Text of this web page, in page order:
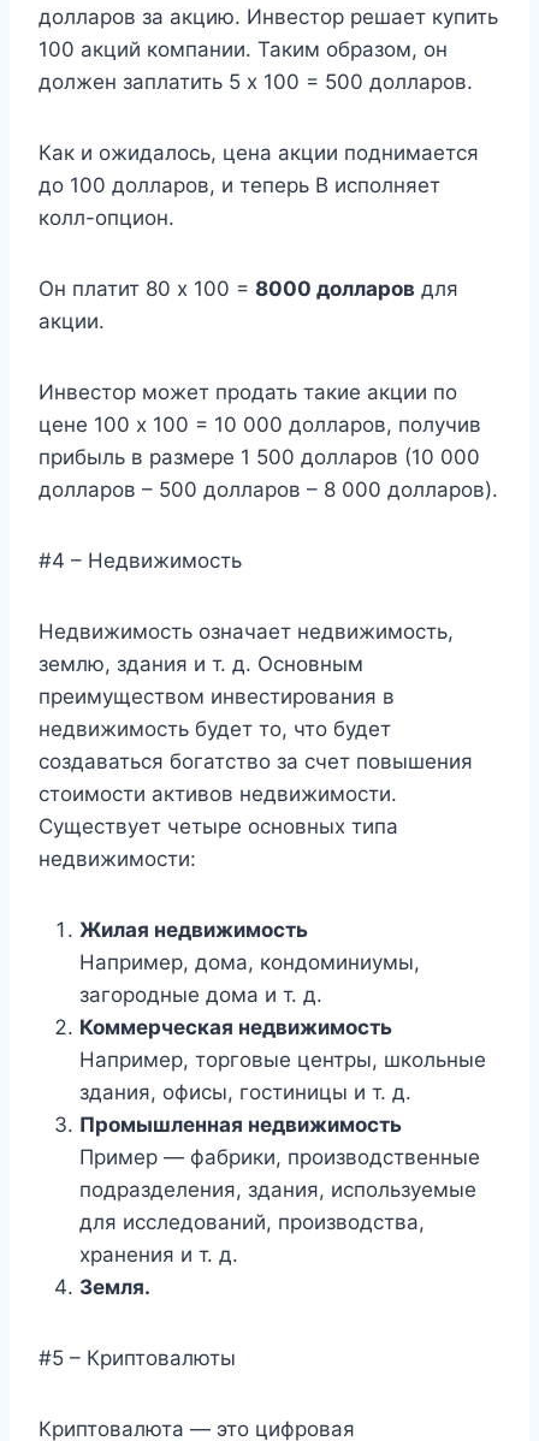
долларов за акцию. Инвестор решает купить
100 акций компании. Таким образом, он
должен заплатить 5 х 100 = 500 долларов.
Как и ожидалось, цена акции поднимается
до 100 долларов, и теперь B исполняет
колл-опцион.
Он платит 80 х 100 = 8000 долларов для
акции.
Инвестор может продать такие акции по
цене 100 x 100 = 10 000 долларов, получив
прибыль в размере 1 500 долларов (10 000
долларов – 500 долларов – 8 000 долларов).
#4 – Недвижимость
Недвижимость означает недвижимость,
землю, здания и т. д. Основным
преимуществом инвестирования в
недвижимость будет то, что будет
создаваться богатство за счет повышения
стоимости активов недвижимости.
Существует четыре основных типа
недвижимости:
Жилая недвижимость
Например, дома, кондоминиумы,
загородные дома и т. д.
Коммерческая недвижимость
Например, торговые центры, школьные
здания, офисы, гостиницы и т. д.
Промышленная недвижимость
Пример — фабрики, производственные
подразделения, здания, используемые
для исследований, производства,
хранения и т. д.
Земля.
#5 – Криптовалюты
Криптовалюта — это цифровая